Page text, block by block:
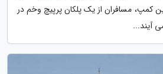
کمپ، مسافران از یک پلکان پرپیچ وخم در
آیند...